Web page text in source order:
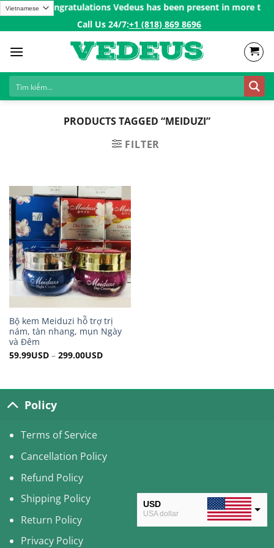
Skipㅤ✨ Congratulations Vedeus has been present in more
Call Us 24/7:ㅤ+1 (818) 869 8696
PRODUCTS TAGGED “MEIDUZI”
FILTER
Bộ kem Meiduzi hỗ trợ trị
nám, tàn nhang, mụn Ngày
và Đêm
59.99USD– 299.00USD
Policy
Terms of Service
Cancellation Policy
Refund Policy
Shipping Policy
Return Policy
Privacy Policy
USD
USA dollar